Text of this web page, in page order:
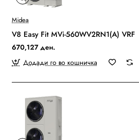
Midea
V8 Easy Fit MVi-560WV2RN1(A) VRF
670,127 ден.
Додади го во кошничка